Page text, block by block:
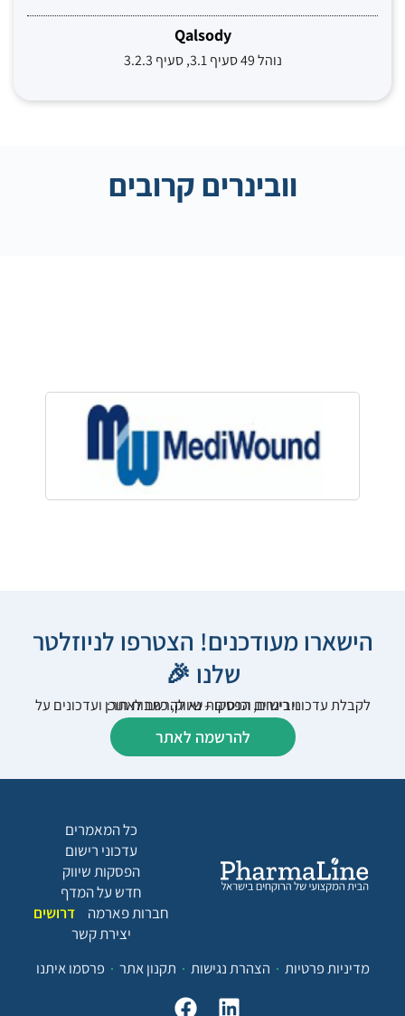
Qalsody
נוהל 49 סעיף 3.1, סעיף 3.2.3
וובינרים קרובים
הישארו מעודכנים! הצטרפו לניוזלטר
שלנו 🎉
לקבלת עדכוני רישום, הפסקות שיווק, כתבות תוכן ועדכונים על וובינרים וכנסים – נא להרשם לאתר:
להרשמה לאתר
כל המאמרים
עדכוני רישום
הפסקות שיווק
חדש על המדף
חברות פארמה
דרושים
יצירת קשר
מדיניות פרטיות
הצהרת נגישות תקנון אתר פרסמו איתנו